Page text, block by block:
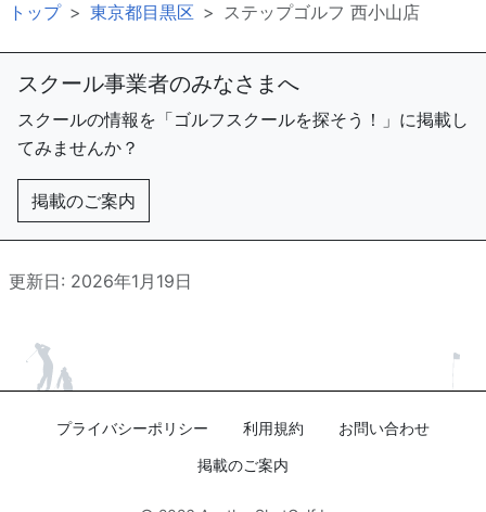
トップ 東京都目黒区 ステップゴルフ 西小山店
スクール事業者のみなさまへ
スクールの情報を「ゴルフスクールを探そう！」に掲載し
てみませんか？
掲載のご案内
更新日: 2026年1月19日
プライバシーポリシー 利用規約
お問い合わせ
掲載のご案内